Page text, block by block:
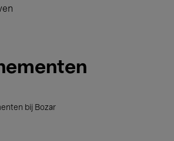
bij Bozar